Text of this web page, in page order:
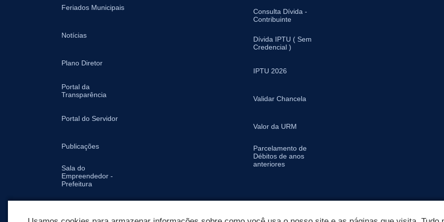
Feriados Municipais
Notícias
Plano Diretor
Portal da
Transparência
Portal do Servidor
Publicações
Sala do
Empreendedor -
Prefeitura
Consulta Dívida -
Contribuinte
Dívida IPTU ( Sem
Credencial )
IPTU 2026
Validar Chancela
Valor da URM
Parcelamento de
Débitos de anos
anteriores